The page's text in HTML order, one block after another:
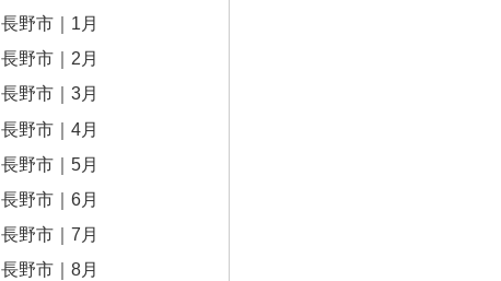
長野市｜1月
長野市｜2月
長野市｜3月
長野市｜4月
長野市｜5月
長野市｜6月
長野市｜7月
長野市｜8月